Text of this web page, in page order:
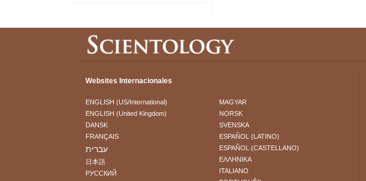
Websites Internacionales
ENGLISH (US/International)
ENGLISH (United Kingdom)
DANSK
FRANÇAIS
עברית
日本語
РУССКИЙ
MAGYAR
NORSK
SVENSKA
ESPAÑOL (LATINO)
ESPAÑOL (CASTELLANO)
ΕΛΛΗΝΙΚA
ITALIANO